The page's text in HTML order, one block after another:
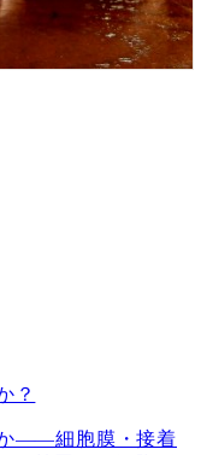
？
――細胞膜・接着